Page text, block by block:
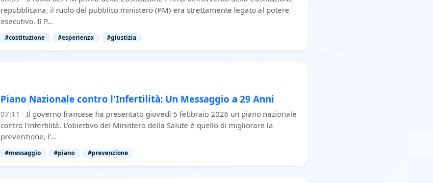
repubblicana, il ruolo del pubblico ministero (PM) era strettamente legato al potere
esecutivo. Il P…
#costituzione #esperienza #giustizia
Piano Nazionale contro l'Infertilità: Un Messaggio a 29 Anni
07:11 · Il governo francese ha presentato giovedì 5 febbraio 2026 un piano nazionale
contro l'infertilità. L’obiettivo del Ministero della Salute è quello di migliorare la
prevenzione, l'…
#messaggio #piano #prevenzione